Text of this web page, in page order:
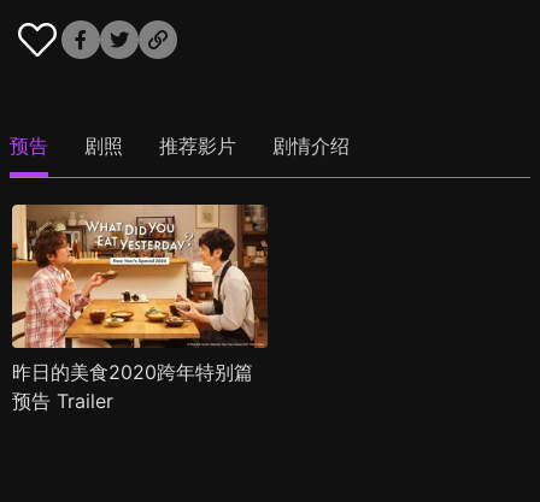
预告 剧照 推荐影片 剧情介绍
昨日的美食2020跨年特别篇
预告 Trailer